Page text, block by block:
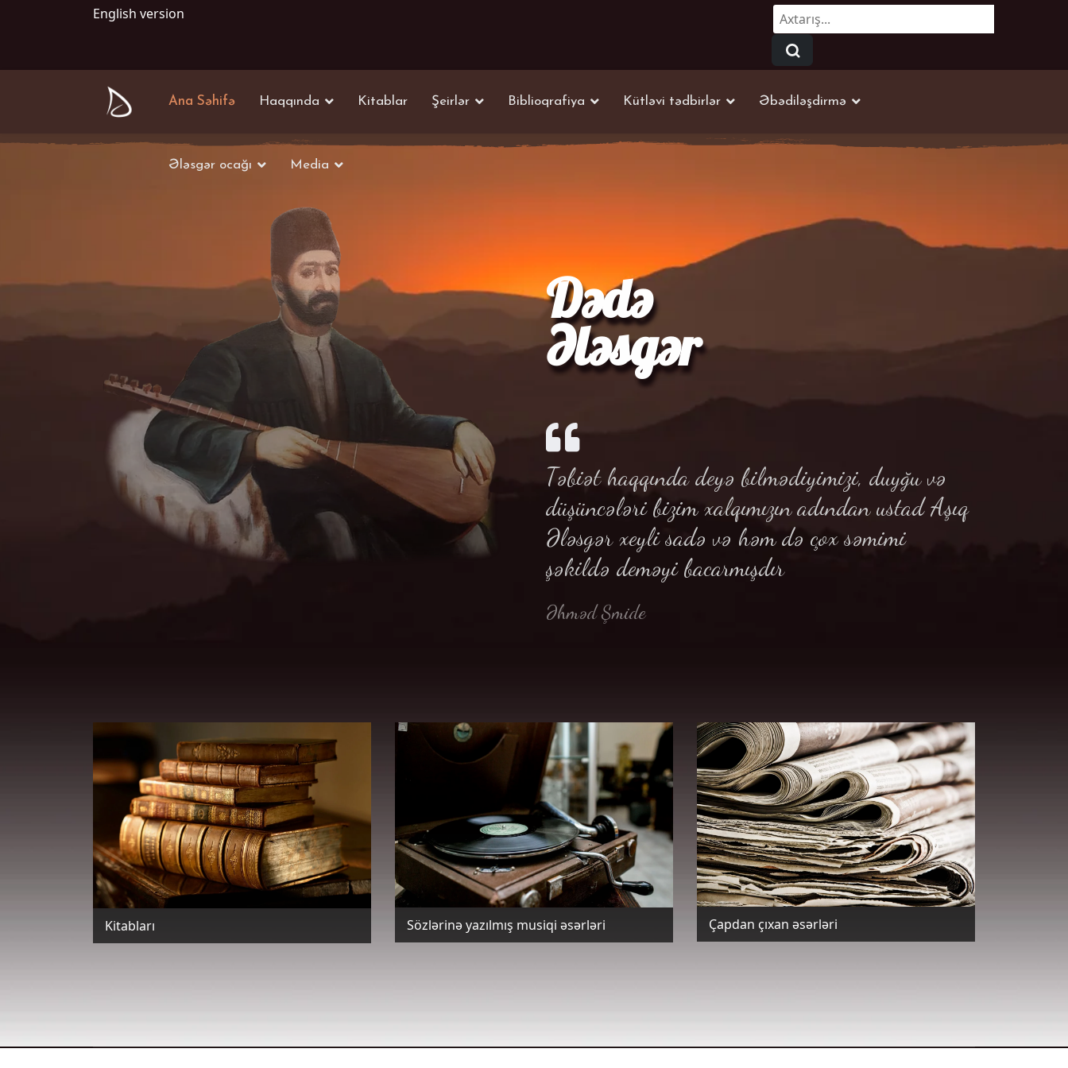
English version Axtarmaq...
Ana Səhifə Haqqında Kitablar Şeirlər Biblioqrafiya Kütləvi tədbirlər Əbədiləşdirmə
Ələsgər ocağı Media
Dədə
Ələsgər
Təbiət haqqında deyə bilmədiyimizi, duyğu və
düşüncələri bizim xalqımızın adından ustad Aşıq
Ələsgər xeyli sadə və həm də çox səmimi
şəkildə deməyi bacarmışdır
Əhməd Şmide
Kitabları Sözlərinə yazılmış musiqi əsərləri Çapdan çıxan əsərləri